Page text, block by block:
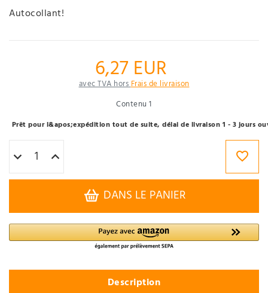
Autocollant!
6,27 EUR
avec TVA horsFrais de livraison
Contenu1
Prêt pour l&apos;expédition tout de suite, délai de livraison 1 - 3 jours
DANS LE PANIER
Description